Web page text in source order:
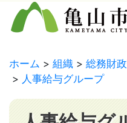
ホーム 組織 総務財
人事給与グループ